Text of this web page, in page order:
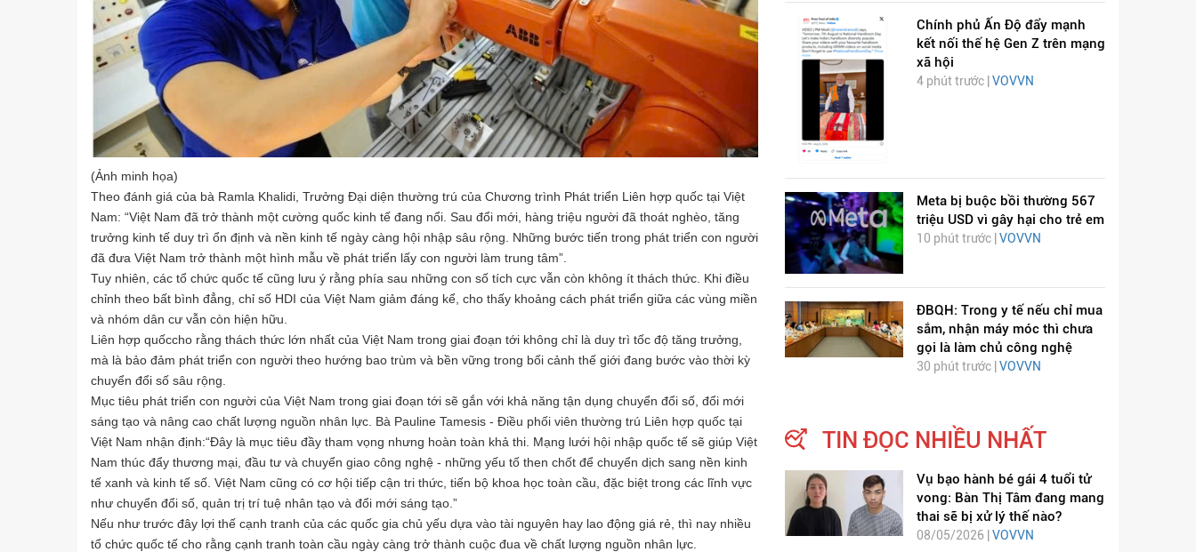
(Ảnh minh họa)
Theo đánh giá của bà Ramla Khalidi, Trưởng Đại diện thường trú của Chương trình Phát triển Liên hợp quốc tại Việt
Nam: “Việt Nam đã trở thành một cường quốc kinh tế đang nổi. Sau đổi mới, hàng triệu người đã thoát nghèo, tăng
trưởng kinh tế duy trì ổn định và nền kinh tế ngày càng hội nhập sâu rộng. Những bước tiến trong phát triển con người
đã đưa Việt Nam trở thành một hình mẫu về phát triển lấy con người làm trung tâm”.
Tuy nhiên, các tổ chức quốc tế cũng lưu ý rằng phía sau những con số tích cực vẫn còn không ít thách thức. Khi điều
chỉnh theo bất bình đẳng, chỉ số HDI của Việt Nam giảm đáng kể, cho thấy khoảng cách phát triển giữa các vùng miền
và nhóm dân cư vẫn còn hiện hữu.
Liên hợp quốccho rằng thách thức lớn nhất của Việt Nam trong giai đoạn tới không chỉ là duy trì tốc độ tăng trưởng,
mà là bảo đảm phát triển con người theo hướng bao trùm và bền vững trong bối cảnh thế giới đang bước vào thời kỳ
chuyển đổi số sâu rộng.
Mục tiêu phát triển con người của Việt Nam trong giai đoạn tới sẽ gắn với khả năng tận dụng chuyển đổi số, đổi mới
sáng tạo và nâng cao chất lượng nguồn nhân lực. Bà Pauline Tamesis - Điều phối viên thường trú Liên hợp quốc tại
Việt Nam nhận định:“Đây là mục tiêu đầy tham vọng nhưng hoàn toàn khả thi. Mạng lưới hội nhập quốc tế sẽ giúp Việt
Nam thúc đẩy thương mại, đầu tư và chuyển giao công nghệ - những yếu tố then chốt để chuyển dịch sang nền kinh
tế xanh và kinh tế số. Việt Nam cũng có cơ hội tiếp cận tri thức, tiến bộ khoa học toàn cầu, đặc biệt trong các lĩnh vực
như chuyển đổi số, quản trị trí tuệ nhân tạo và đổi mới sáng tạo.”
Nếu như trước đây lợi thế cạnh tranh của các quốc gia chủ yếu dựa vào tài nguyên hay lao động giá rẻ, thì nay nhiều
tổ chức quốc tế cho rằng cạnh tranh toàn cầu ngày càng trở thành cuộc đua về chất lượng nguồn nhân lực.
Chính phủ Ấn Độ đẩy mạnh
kết nối thế hệ Gen Z trên mạng
xã hội
4 phút trước | VOVVN
Meta bị buộc bồi thường 567
triệu USD vì gây hại cho trẻ em
10 phút trước | VOVVN
ĐBQH: Trong y tế nếu chỉ mua
sắm, nhận máy móc thì chưa
gọi là làm chủ công nghệ
30 phút trước | VOVVN
TIN ĐỌC NHIỀU NHẤT
Vụ bạo hành bé gái 4 tuổi tử
vong: Bàn Thị Tâm đang mang
thai sẽ bị xử lý thế nào?
08/05/2026 | VOVVN